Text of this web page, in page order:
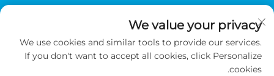
مينغتشو الصناعية، مقاطعة تونغهوا، قوانغتشو، الصين
الهاتف:+86-2036031688 داخلي 8048
بريد إلكتروني:
We value your privacy
We use cookies and similar tools to provide our services.
If you don't want to accept all cookies, click Personalize
cookies.